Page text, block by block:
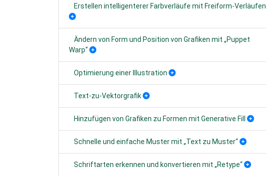
Erstellen intelligenterer Farbverläufe mit Freiform-Verläufen
Ändern von Form und Position von Grafiken mit „Puppet
Warp“
Optimierung einer Illustration
Text-zu-Vektorgrafik
Hinzufügen von Grafiken zu Formen mit Generative Fill
Schnelle und einfache Muster mit „Text zu Muster“
Schriftarten erkennen und konvertieren mit „Retype“